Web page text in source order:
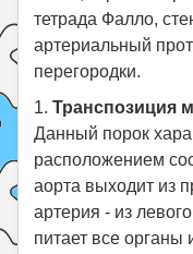
тетрада Фалло,
артериальный
перегородки.
1.Транспозиция
Данный порок
расположением
аорта выходит из
артерия - из
питает все